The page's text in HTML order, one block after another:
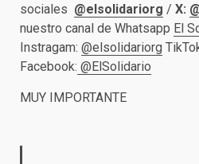
sociales @elsolidariorg / X:
nuestro canal de Whatsapp El
Instragam: @elsolidariorg
Facebook: @ElSolidario
MUY IMPORTANTE